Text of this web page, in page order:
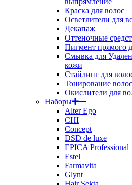
Краска для волос
Осветлители для
Декапаж
Оттеночные
Пигмент прямого
Смывка для
кожи
Стайлинг для
Тонирование волос
Окислители для
Наборы
Alter Ego
CHI
Concept
DSD de luxe
EPICA Professional
Estel
Farmavita
Glynt